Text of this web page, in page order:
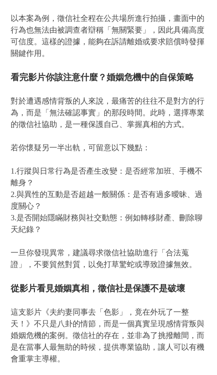
以本案為例，徵信社全程在公共場所進行拍攝，畫面中的
行為也無法由被調查者辯稱「無關緊要」，因此具備高度
可信度。這樣的證據，能夠在訴請離婚或要求賠償時發揮
關鍵作用。
看完影片你該注意什麼？婚姻危機中的自保策略
對於遭遇感情背叛的人來說，最痛苦的往往不是對方的行
為，而是「無法確認事實」的那段時間。此時，選擇專業
的徵信社協助，是一種保護自己、掌握真相的方式。
若你懷疑另一半出軌，可留意以下幾點：
1.行蹤與日常行為是否產生改變：是否經常加班、手機不
離身？
2.與異性的互動是否超越一般關係：是否有過多曖昧、過
度關心？
3.是否開始隱瞞財務與社交動態：例如轉移財產、刪除聊
天紀錄？
一旦你發現異常，建議尋求徵信社協助進行「合法蒐
證」，不要貿然對質，以免打草驚蛇或導致證據無效。
從影片看見婚姻真相，徵信社是保護不是破壞
這支影片《夫約妻同事去「色影」，竟在外玩了一整
天！》不只是八卦的情節，而是一個真實呈現感情背叛與
婚姻危機的案例。徵信社的存在，並非為了挑撥離間，而
是在當事人最無助的時候，提供專業協助，讓人可以有機
會重掌主導權。